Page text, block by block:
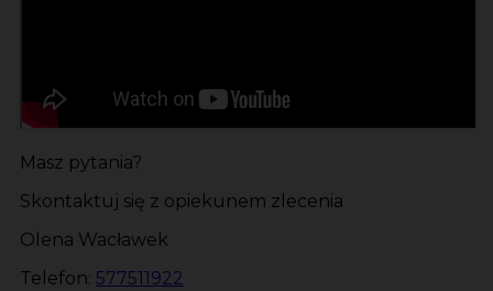
Masz pytania?
Skontaktuj się z opiekunem zlecenia
Olena Wacławek
Telefon: 577511922